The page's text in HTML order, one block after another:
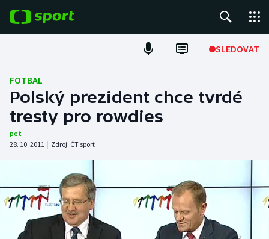
SLEDOVAT
Fotbal
Hokej
Cyklistika
DALŠÍ SPORTY
FOTBAL
Polský prezident chce tvrdé
tresty pro rowdies
pet
28. 10. 2011 | Zdroj: ČT sport